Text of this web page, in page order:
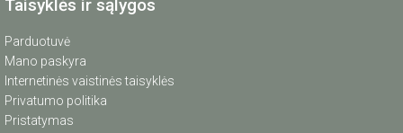
Taisyklės ir sąlygos
Parduotuvė
Mano paskyra
Internetinės vaistinės taisyklės
Privatumo politika
Pristatymas